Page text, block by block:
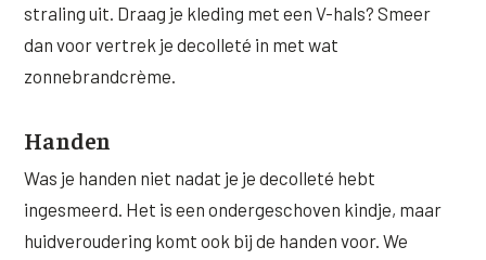
straling uit. Draag je kleding met een V-hals? Smeer
dan voor vertrek je decolleté in met wat
zonnebrandcrème.
Handen
Was je handen niet nadat je je decolleté hebt
ingesmeerd. Het is een ondergeschoven kindje, maar
huidveroudering komt ook bij de handen voor. We